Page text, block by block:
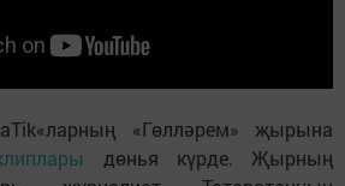
«Гөлләрем» җырына
дөнья күрде. Җырның